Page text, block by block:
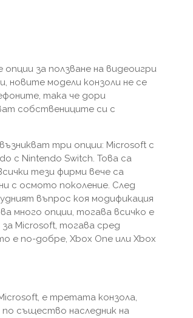
за ползване на видеоигри
новите модели конзоли не се
така че дори
собствениците си с
три опции: Microsoft с
с Nintendo Switch. Това са
тези фирми вече са
с осмото поколение. След
въпрос коя модификация
много опции, тогава всичко е
Microsoft, тогава сред
е по-добре, Xbox One или Xbox
е третата конзола,
същество наследник на